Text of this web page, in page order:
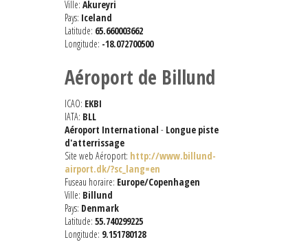
Ville: Akureyri
Pays: Iceland
Latitude: 65.660003662
Longitude: -18.072700500
Aéroport de Billund
ICAO: EKBI
IATA: BLL
Aéroport International - Longue piste
d'atterrissage
Site web Aéroport: http://www.billund-
airport.dk/?sc_lang=en
Fuseau horaire: Europe/Copenhagen
Ville: Billund
Pays: Denmark
Latitude: 55.740299225
Longitude: 9.151780128